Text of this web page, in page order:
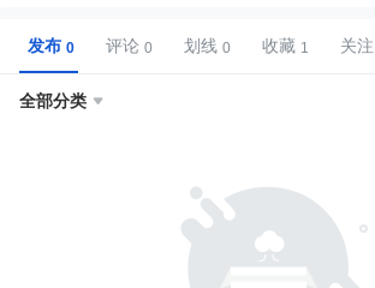
发布 评论 划线 收藏 关注
全部分类 